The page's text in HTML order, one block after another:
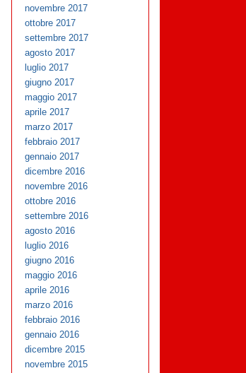
novembre 2017
ottobre 2017
settembre 2017
agosto 2017
luglio 2017
giugno 2017
maggio 2017
aprile 2017
marzo 2017
febbraio 2017
gennaio 2017
dicembre 2016
novembre 2016
ottobre 2016
settembre 2016
agosto 2016
luglio 2016
giugno 2016
maggio 2016
aprile 2016
marzo 2016
febbraio 2016
gennaio 2016
dicembre 2015
novembre 2015